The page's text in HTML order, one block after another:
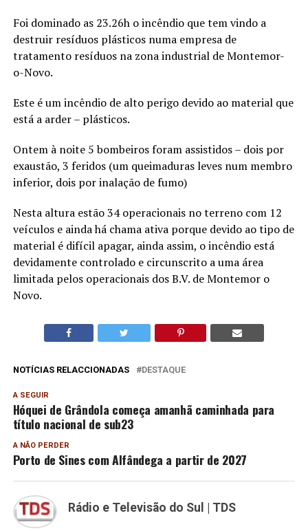
Foi dominado as 23.26h o incêndio que tem vindo a
destruir resíduos plásticos numa empresa de
tratamento resíduos na zona industrial de Montemor-
o-Novo.
Este é um incêndio de alto perigo devido ao material que
está a arder – plásticos.
Ontem à noite 5 bombeiros foram assistidos – dois por
exaustão, 3 feridos (um queimaduras leves num membro
inferior, dois por inalação de fumo)
Nesta altura estão 34 operacionais no terreno com 12
veículos e ainda há chama ativa porque devido ao tipo de
material é difícil apagar, ainda assim, o incêndio está
devidamente controlado e circunscrito a uma área
limitada pelos operacionais dos B.V. de Montemor o
Novo.
NOTÍCIAS RELACCIONADAS DESTAQUE
A SEGUIR
Hóquei de Grândola começa amanhã caminhada para
título nacional de sub23
A NÃO PERDER
Porto de Sines com Alfândega a partir de 2027
Rádio e Televisão do Sul | TDS